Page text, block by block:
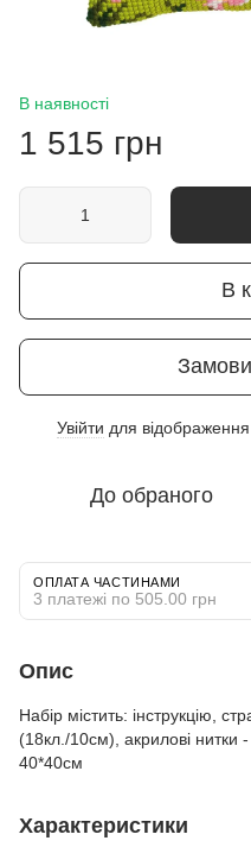
В наявності
1 515 грн
В
Увійти для
До обраного
ОПЛАТА ЧАСТИНАМИ
3 платежі по 505.00 грн
Опис
Набір містить: інструкцію,
(18кл./10см), акрилові нитки
40*40см
Характеристики